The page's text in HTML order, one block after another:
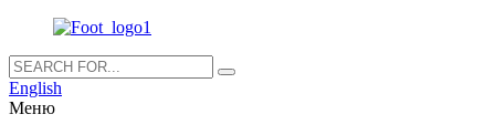
English
Меню